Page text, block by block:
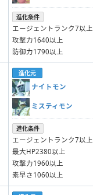
進化条件
エージェントランク7以上
攻撃力1640以上
防御力1790以上
進化元
ナイトモン
ミスティモン
進化条件
エージェントランク7以上
最大HP2380以上
攻撃力1960以上
素早さ1060以上